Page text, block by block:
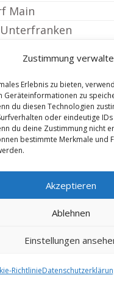
Zustimmung
Erlebnis zu bieten,
Geräteinformationen zu
du diesen Technologien
oder eindeutige
du deine Zustimmung nicht
bestimmte Merkmale und
Akzeptieren
Ablehnen
Einstellungen
Richtlinie
Main
Unterfranken
Heuchelhof
am Main
Unterfranken